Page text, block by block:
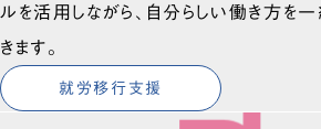
ルを活用しながら、自分らしい働き方を
きます。
就労移行支援